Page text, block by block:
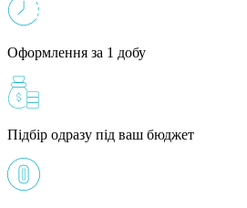
Оформлення за 1 добу
Підбір одразу під ваш бюджет